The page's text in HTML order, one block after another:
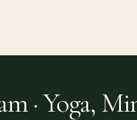
· Yoga,